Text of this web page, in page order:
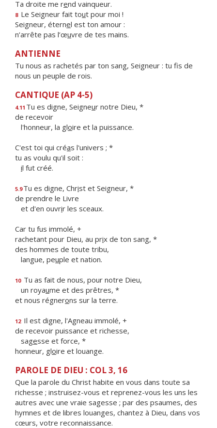
Ta droite me rend vainqueur.
8 Le Seigneur fait tout pour moi !
Seigneur, éternel est ton amour :
n’arrête pas l’œuvre de tes mains.
ANTIENNE
Tu nous as rachetés par ton sang, Seigneur : tu fis de
nous un peuple de rois.
CANTIQUE (AP 4-5)
4.11 Tu es digne, Seigneur notre Dieu, *
de recevoir
l'honneur, la gloire et la puissance.
C'est toi qui créas l'univers ; *
tu as voulu qu'il soit :
il fut créé.
5.9 Tu es digne, Christ et Seigneur, *
de prendre le Livre
et d'en ouvrir les sceaux.
Car tu fus immolé, +
rachetant pour Dieu, au prix de ton sang, *
des hommes de toute tribu,
langue, peuple et nation.
10 Tu as fait de nous, pour notre Dieu,
un royaume et des prêtres, *
et nous régnerons sur la terre.
12 Il est digne, l'Agneau immolé, +
de recevoir puissance et richesse,
sagesse et force, *
honneur, gloire et louange.
PAROLE DE DIEU : COL 3, 16
Que la parole du Christ habite en vous dans toute sa
richesse ; instruisez-vous et reprenez-vous les uns les
autres avec une vraie sagesse ; par des psaumes, des
hymnes et de libres louanges, chantez à Dieu, dans vos
cœurs, votre reconnaissance.